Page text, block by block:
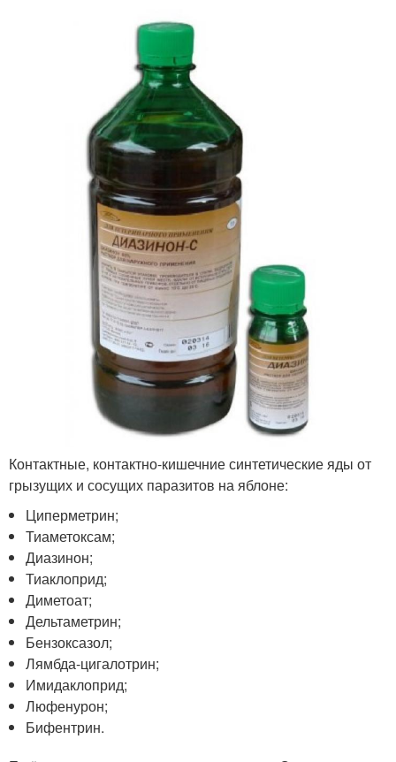
Контактные, контактно-кишечние синтетические яды от
грызущих и сосущих паразитов на яблоне:
Циперметрин;
Тиаметоксам;
Диазинон;
Тиаклоприд;
Диметоат;
Дельтаметрин;
Бензоксазол;
Лямбда-цигалотрин;
Имидаклоприд;
Люфенурон;
Бифентрин.